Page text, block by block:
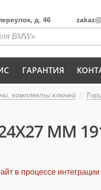
д. 46
ГАРАНТИЯ
комплекты ключей
ММ
в процессе